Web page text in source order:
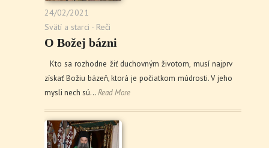
24/02/2021
Svätí a starci - Reči
O Božej bázni
Kto sa rozhodne žiť duchovným životom, musí najprv
získať Božiu bázeň, ktorá je počiatkom múdrosti. V jeho
mysli nech sú…Read More